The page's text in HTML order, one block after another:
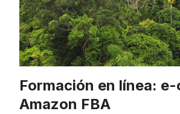
Formación en línea:
Amazon FBA